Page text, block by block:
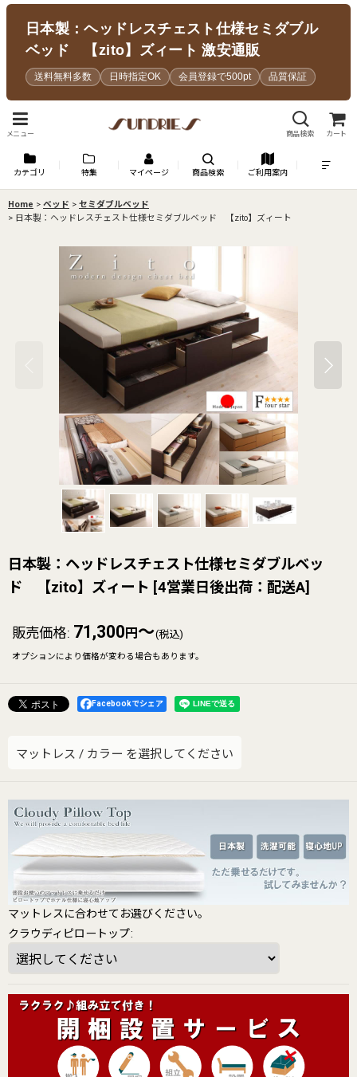
日本製：ヘッドレスチェスト仕様セミダブル
ベッド 【zito】ズィート 激安通販
送料無料多数 日時指定OK 会員登録で500pt 品質保証
メニュー 商品検索 カート
カテゴリ 特集 マイページ 商品検索 ご利用案内
Home > ベッド > セミダブルベッド
> 日本製：ヘッドレスチェスト仕様セミダブルベッド 【zito】ズィート
日本製：ヘッドレスチェスト仕様セミダブルベッ
ド 【zito】ズィート [4営業日後出荷：配送A]
販売価格: 71,300 円 ～(税込)
オプションにより価格が変わる場合もあります。
Facebookでシェア
マットレス / カラー を選択してください
マットレスに合わせてお選びください。
クラウディピロートップ: